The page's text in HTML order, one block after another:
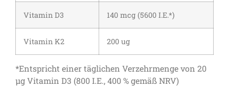
Vitamin D3 140 mcg (5600 I.E.*)
Vitamin K2 200 ug
*Entspricht einer täglichen Verzehrmenge von 20
μg Vitamin D3 (800 I.E., 400 % gemäß NRV)